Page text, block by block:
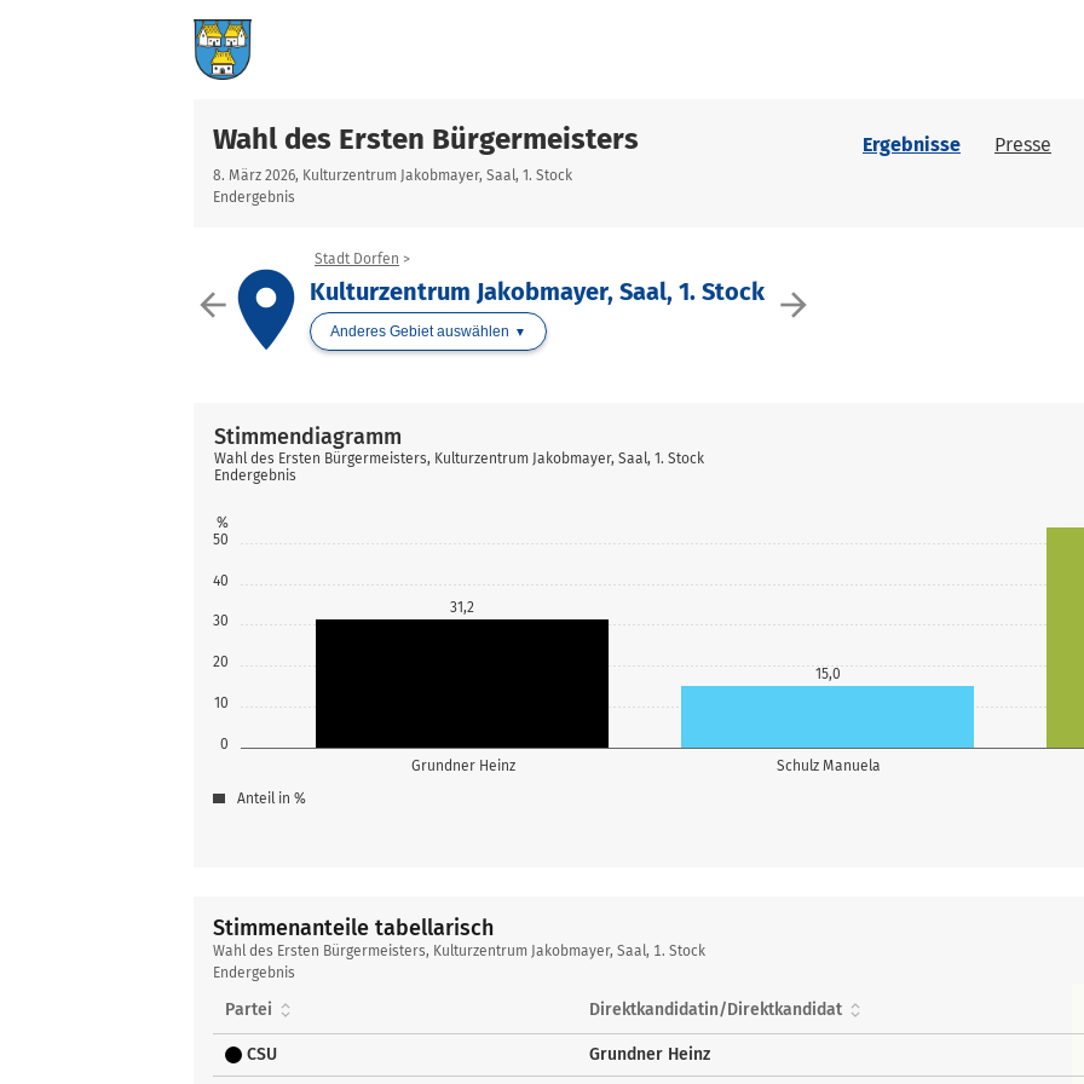
Wahl des Ersten Bürgermeisters
8. März 2026, Kulturzentrum Jakobmayer, Saal, 1. Stock
Endergebnis
Ergebnisse Presse
arrow_back arrow_forward
place
Stadt Dorfen
Kulturzentrum Jakobmayer, Saal, 1. Stock
Anderes Gebiet auswählen
0
10
20
30
40
50
%
Grundner Heinz Schulz Manuela
31,2
15,0
Stimmendiagramm
Wahl des Ersten Bürgermeisters, Kulturzentrum Jakobmayer, Saal, 1. Stock
Endergebnis
Anteil in %
Stimmenanteile tabellarisch
Stimmenanteile
tabellarisch
Wahl des Ersten Bürgermeisters, Kulturzentrum Jakobmayer, Saal, 1. Stock
Endergebnis
Partei Direktkandidatin/Direktkandidat
CSU Grundner Heinz